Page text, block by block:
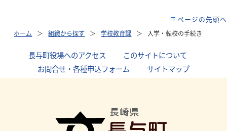
ページの先頭へ
ホーム 組織から探す 学校教育課 入学・転校の手続き
長与町役場へのアクセス このサイトについて
お問合せ・各種申込フォーム
サイトマップ